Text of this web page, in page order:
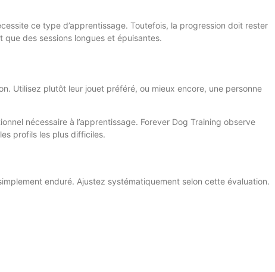
ce type d’apprentissage. Toutefois, la progression doit rester
des sessions longues et épuisantes.
Utilisez plutôt leur jouet préféré, ou mieux encore, une personne
nécessaire à l’apprentissage. Forever Dog Training observe
profils les plus difficiles.
enduré. Ajustez systématiquement selon cette évaluation.